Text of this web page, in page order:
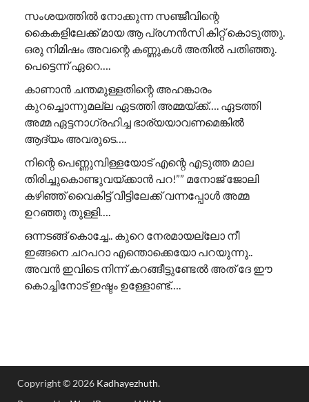
സംശയത്തിൽ നോക്കുന്ന സഞ്ജീവിന്റെ
കൈകളിലേക്ക് മായ ആ പ്രഗ്നൻസി കിറ്റ് കൊടുത്തു.
ഒരു നിമിഷം അവന്റെ കണ്ണുകൾ അതിൽ പതിഞ്ഞു.
പെട്ടെന്ന് ഏറെ….
കാണാൻ ചന്തമുള്ളതിന്റെ അഹങ്കാരം
കുറച്ചൊന്നുമല്ല ഏടത്തി അമ്മയ്ക്ക്…. ഏടത്തി
അമ്മ ഏട്ടനാഗ്രഹിച്ച ഭാര്യയാവണമെങ്കിൽ
ആദ്യം അവരുടെ….
നിന്റെ പെണ്ണുമ്പിള്ളയോട് എന്റെ എടുത്ത മാല
തിരിച്ചുകൊണ്ടുവയ്ക്കാൻ പറ!”” ​മനോജ് ജോലി
കഴിഞ്ഞ് വൈകിട്ട് വീട്ടിലേക്ക് വന്നപ്പോൾ അമ്മ
ഉറഞ്ഞു തുള്ളി….
ഒന്നടങ്ങ് കൊച്ചേ.. കുറെ നേരമായല്ലോ നീ
ഇങ്ങനെ ചറപറാ എന്തൊക്കെയോ പറയുന്നു..
അവൻ ഇവിടെ നിന്ന് കറങ്ങീട്ടുണ്ടേൽ അത് ദേ ഈ
കൊച്ചിനോട് ഇഷ്ടം ഉള്ളോണ്ട്….
Copyright © 2026 Kadhayezhuth.